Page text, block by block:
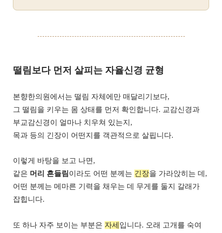
떨림보다 먼저 살피는 자율신경 균형
본향한의원에서는 떨림 자체에만 매달리기보다,
그 떨림을 키우는 몸 상태를 먼저 확인합니다. 교감신경과
부교감신경이 얼마나 치우쳐 있는지,
목과 등의 긴장이 어떤지를 객관적으로 살핍니다.
이렇게 바탕을 보고 나면,
같은 머리 흔들림 이라도 어떤 분께는 긴장을 가라앉히는 데,
어떤 분께는 메마른 기력을 채우는 데 무게를 둘지 갈래가
잡힙니다.
또 하나 자주 보이는 부분은 자세 입니다. 오래 고개를 숙여